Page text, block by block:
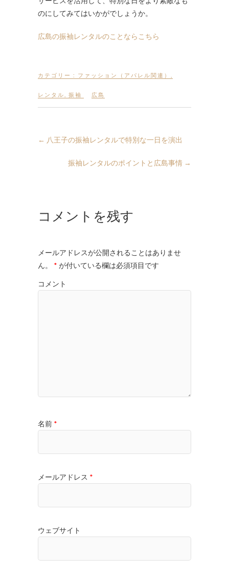
のにしてみてはいかがでしょうか。
広島の振袖レンタルのことならこちら
カテゴリー : ファッション（アパレル関連）
レンタル 振袖 広島
← 八王子の振袖レンタルで特別な一日を演出
振袖レンタルのポイントと広島事情 →
コメントを残す
メールアドレスが公開されることはありませ
ん。
* が付いている欄は必須項目です
コメント
名前 *
メールアドレス *
ウェブサイト